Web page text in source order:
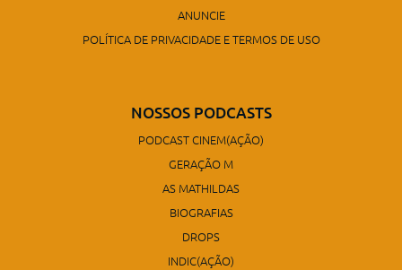
ANUNCIE
POLÍTICA DE PRIVACIDADE E TERMOS DE USO
NOSSOS PODCASTS
PODCAST CINEM(AÇÃO)
GERAÇÃO M
AS MATHILDAS
BIOGRAFIAS
DROPS
INDIC(AÇÃO)